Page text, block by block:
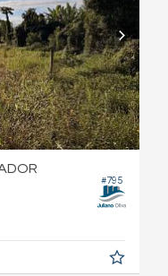
#795